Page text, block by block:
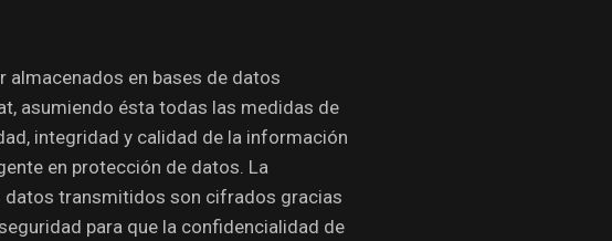
almacenados en bases de datos
asumiendo ésta todas las medidas de
integridad y calidad de la información
en protección de datos. La
datos transmitidos son cifrados gracias
para que la confidencialidad de